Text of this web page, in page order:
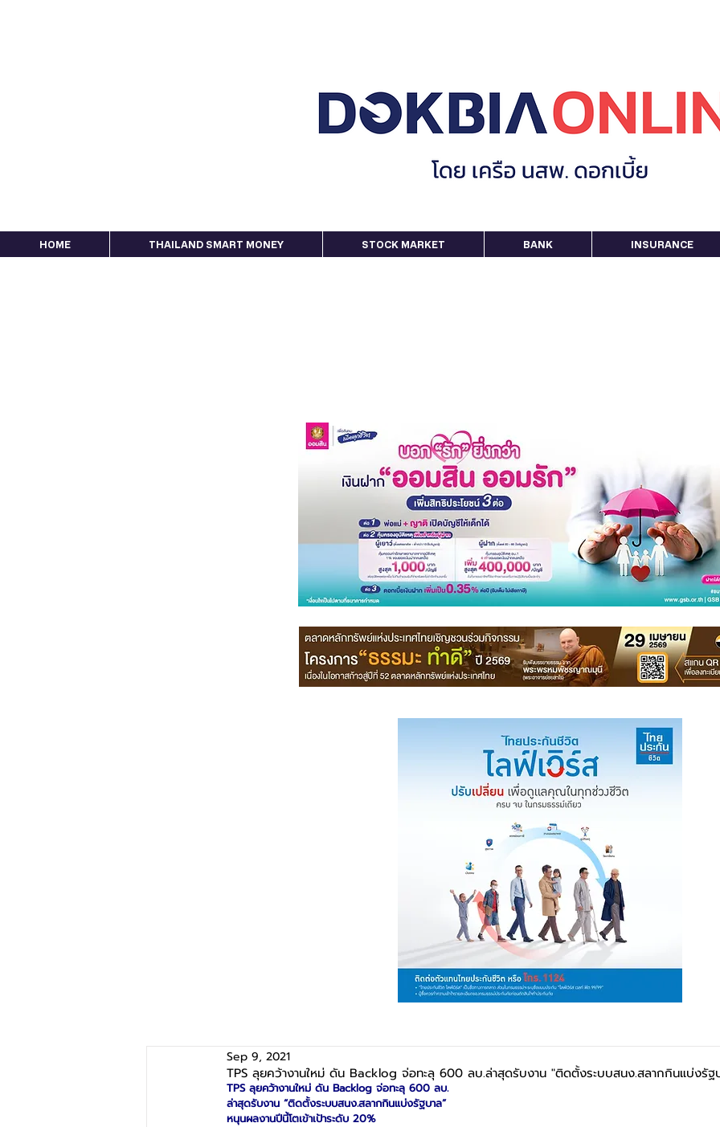
HOME THAILAND SMART MONEY STOCK MARKET BANK INSURANCE
TPS ลุยคว้างานใหม่ ดัน Backlog จ่อทะลุ 600 ลบ.ล่าสุดรับงาน "ติดตั้งระบบสนง.สลากกินแบ่งรัฐ
Sep 9, 2021
TPS ลุยคว้างานใหม่ ดัน Backlog จ่อทะลุ 600 ลบ.
ล่าสุดรับงาน “ติดตั้งระบบสนง.สลากกินแบ่งรัฐบาล”
หนุนผลงานปีนี้โตเข้าเป้าระดับ 20%